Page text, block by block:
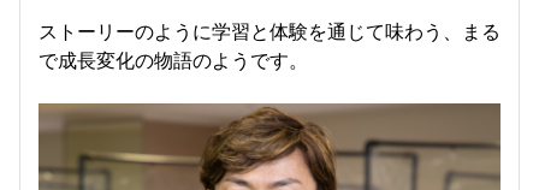
ストーリーのように学習と体験を通じて味わう、まる
で成長変化の物語のようです。